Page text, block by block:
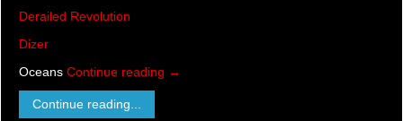
Derailed Revolution
Dizer
Oceans Continue reading →
Continue reading...